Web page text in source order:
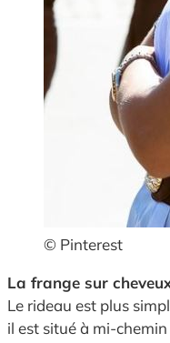
© Pinterest
La frange sur
Le rideau est plus
il est situé à mi-